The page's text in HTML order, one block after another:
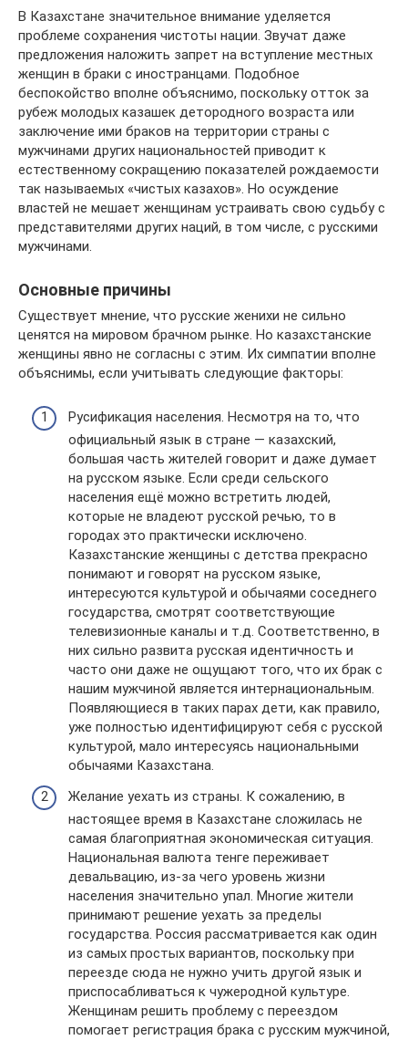
В Казахстане значительное внимание уделяется
проблеме сохранения чистоты нации. Звучат даже
предложения наложить запрет на вступление местных
женщин в браки с иностранцами. Подобное
беспокойство вполне объяснимо, поскольку отток за
рубеж молодых казашек детородного возраста или
заключение ими браков на территории страны с
мужчинами других национальностей приводит к
естественному сокращению показателей рождаемости
так называемых «чистых казахов». Но осуждение
властей не мешает женщинам устраивать свою судьбу с
представителями других наций, в том числе, с русскими
мужчинами.
Основные причины
Существует мнение, что русские женихи не сильно
ценятся на мировом брачном рынке. Но казахстанские
женщины явно не согласны с этим. Их симпатии вполне
объяснимы, если учитывать следующие факторы:
Русификация населения. Несмотря на то, что
официальный язык в стране — казахский,
большая часть жителей говорит и даже думает
на русском языке. Если среди сельского
населения ещё можно встретить людей,
которые не владеют русской речью, то в
городах это практически исключено.
Казахстанские женщины с детства прекрасно
понимают и говорят на русском языке,
интересуются культурой и обычаями соседнего
государства, смотрят соответствующие
телевизионные каналы и т.д. Соответственно, в
них сильно развита русская идентичность и
часто они даже не ощущают того, что их брак с
нашим мужчиной является интернациональным.
Появляющиеся в таких парах дети, как правило,
уже полностью идентифицируют себя с русской
культурой, мало интересуясь национальными
обычаями Казахстана.
Желание уехать из страны. К сожалению, в
настоящее время в Казахстане сложилась не
самая благоприятная экономическая ситуация.
Национальная валюта тенге переживает
девальвацию, из-за чего уровень жизни
населения значительно упал. Многие жители
принимают решение уехать за пределы
государства. Россия рассматривается как один
из самых простых вариантов, поскольку при
переезде сюда не нужно учить другой язык и
приспосабливаться к чужеродной культуре.
Женщинам решить проблему с переездом
помогает регистрация брака с русским мужчиной,